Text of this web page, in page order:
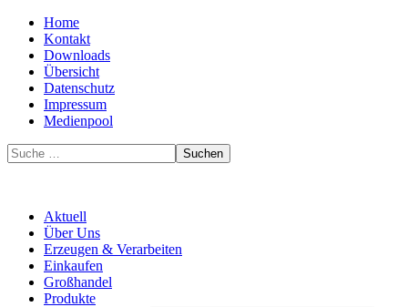
Home
Kontakt
Downloads
Übersicht
Datenschutz
Impressum
Medienpool
Suchen
Aktuell
Über Uns
Erzeugen & Verarbeiten
Einkaufen
Großhandel
Produkte